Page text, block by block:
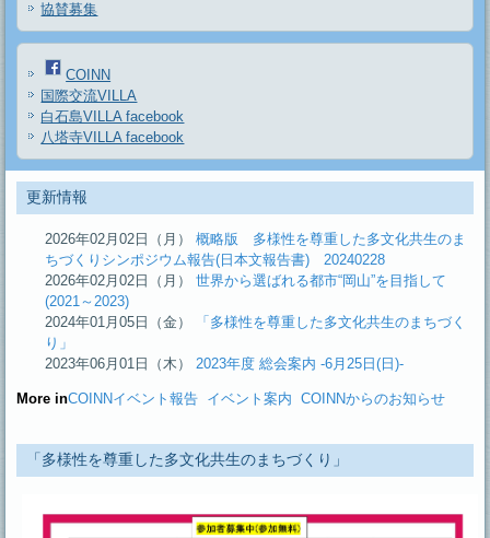
協賛募集
COINN
国際交流VILLA
白石島VILLA facebook
八塔寺VILLA facebook
更新情報
2026年02月02日（月）概略版 多様性を尊重した多文化共生のま
ちづくりシンポジウム報告(日本文報告書) 20240228
2026年02月02日（月）世界から選ばれる都市“岡山”を目指して
(2021～2023)
2024年01月05日（金）
「多様性を尊重した多文化共生のまちづく
り」
2023年06月01日（木） 2023年度 総会案内 -6月25日(日)-
More inCOINNイベント報告 イベント案内 COINNからのお知らせ
「多様性を尊重した多文化共生のまちづくり」